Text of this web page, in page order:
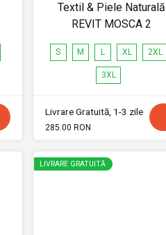
Textil & Piele Naturală
REVIT MOSCA 2
S M L XL 2XL
3XL
Livrare Gratuită, 1-3 zile
285.00 RON
LIVRARE GRATUITĂ